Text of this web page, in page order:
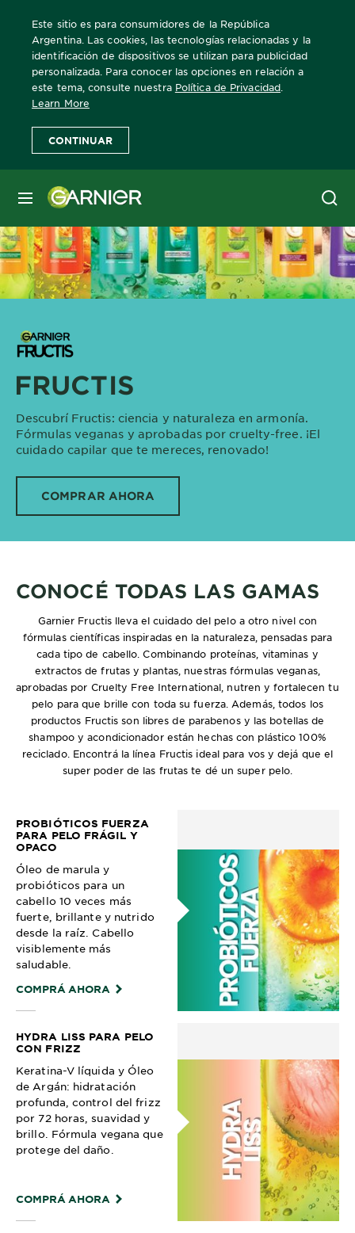
Este sitio es para consumidores de la República
Argentina. Las cookies, las tecnologías relacionadas y la
identificación de dispositivos se utilizan para publicidad
personalizada. Para conocer las opciones en relación a
este tema, consulte nuestra Política de Privacidad
Learn More
CONTINUAR
MENÚ
Home Fructis
FRUCTIS
Descubrí Fructis: ciencia y naturaleza en armonía.
Fórmulas veganas y aprobadas por cruelty-free. ¡El
cuidado capilar que te mereces, renovado!
COMPRAR AHORA
CONOCÉ TODAS LAS GAMAS
Garnier Fructis lleva el cuidado del pelo a otro nivel con
fórmulas científicas inspiradas en la naturaleza, pensadas para
cada tipo de cabello. Combinando proteínas, vitaminas y
extractos de frutas y plantas, nuestras fórmulas veganas,
aprobadas por Cruelty Free International, nutren y fortalecen tu
pelo para que brille con toda su fuerza. Además, todos los
productos Fructis son libres de parabenos y las botellas de
shampoo y acondicionador están hechas con plástico 100%
reciclado. Encontrá la línea Fructis ideal para vos y dejá que el
super poder de las frutas te dé un super pelo.
PROBIÓTICOS FUERZA
PARA PELO FRÁGIL Y
OPACO
Óleo de marula y
probióticos para un
cabello 10 veces más
fuerte, brillante y nutrido
desde la raíz. Cabello
visiblemente más
saludable.
COMPRÁ AHORA
HYDRA LISS PARA PELO
CON FRIZZ
Keratina-V líquida y Óleo
de Argán: hidratación
profunda, control del frizz
por 72 horas, suavidad y
brillo. Fórmula vegana que
protege del daño.
COMPRÁ AHORA